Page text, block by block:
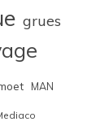
grues
MAN